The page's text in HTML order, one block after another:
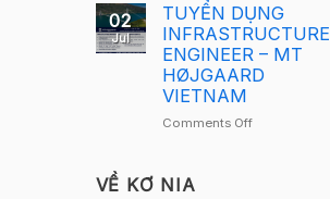
lại
tại
Hà
Nội
báo
tuyển
sinh
–
Tekla
02
Jul
TUYỂN DỤNG
INFRASTRUCTURE
ENGINEER – MT
HØJGAARD
VIETNAM
Comments Offon
VỀ KƠ NIA